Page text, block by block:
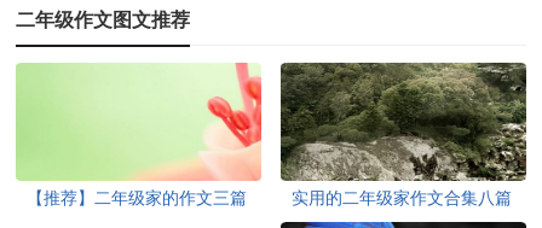
二年级作文图文推荐
【推荐】二年级家的作文三篇 实用的二年级家作文合集八篇